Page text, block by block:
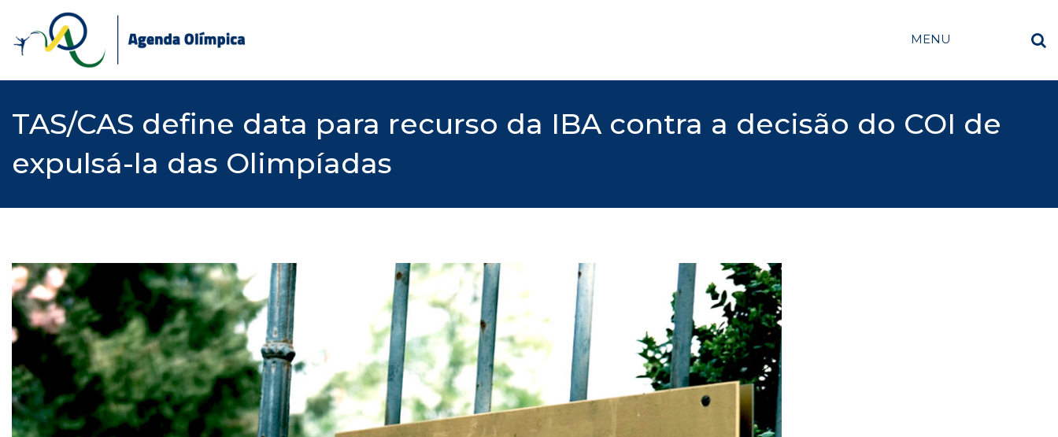
content
MENU
TAS/CAS define data para recurso da IBA contra a decisão do COI de
expulsá-la das Olimpíadas